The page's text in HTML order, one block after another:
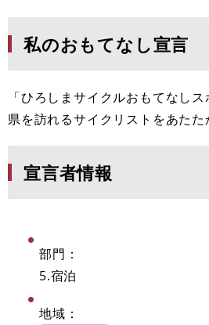
私のおもてなし宣言
「ひろしまサイクルおもてなし
県を訪れるサイクリストをあた
宣言者情報
部門：
5.宿泊
地域：